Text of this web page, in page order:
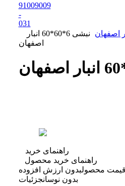
91009009
-
031
اصفهان
نبشی 6*60*60 انبار
اصفهان
راهنمای خرید
راهنمای خرید محصول
قیمت محصولبدون ارزش افزوده
بدون نوسانجزئیات